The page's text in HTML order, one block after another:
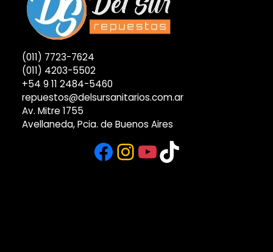
(011) 7723-7624
(011) 4203-5502
+54 9 11 2484-5460
repuestos@delsursanitarios.com.ar
Av. Mitre 1755
Avellaneda, Pcia. de Buenos Aires
Facebook
Instagram
YouTube
TikTok